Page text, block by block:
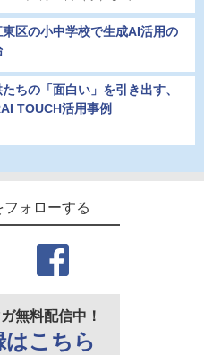
区の小中学校で生成AI活用の
ちの「面白い」を引き出す、
TOUCH活用事例
フォローする
無料配信中！
はこちら